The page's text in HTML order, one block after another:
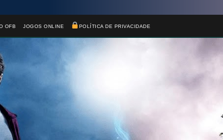
OFB JOGOS ONLINE POLÍTICA DE PRIVACIDADE